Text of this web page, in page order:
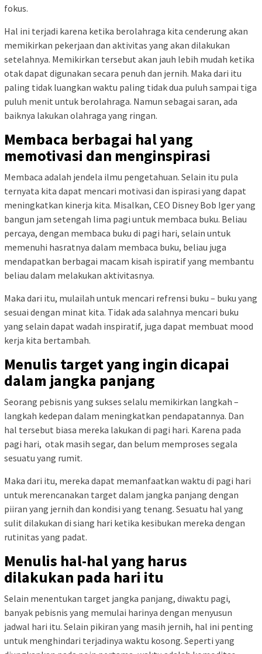
fokus.
Hal ini terjadi karena ketika berolahraga kita cenderung akan
memikirkan pekerjaan dan aktivitas yang akan dilakukan
setelahnya. Memikirkan tersebut akan jauh lebih mudah ketika
otak dapat digunakan secara penuh dan jernih. Maka dari itu
paling tidak luangkan waktu paling tidak dua puluh sampai tiga
puluh menit untuk berolahraga. Namun sebagai saran, ada
baiknya lakukan olahraga yang ringan.
Membaca berbagai hal yang
memotivasi dan menginspirasi
Membaca adalah jendela ilmu pengetahuan. Selain itu pula
ternyata kita dapat mencari motivasi dan ispirasi yang dapat
meningkatkan kinerja kita. Misalkan, CEO Disney Bob Iger yang
bangun jam setengah lima pagi untuk membaca buku. Beliau
percaya, dengan membaca buku di pagi hari, selain untuk
memenuhi hasratnya dalam membaca buku, beliau juga
mendapatkan berbagai macam kisah ispiratif yang membantu
beliau dalam melakukan aktivitasnya.
Maka dari itu, mulailah untuk mencari refrensi buku – buku yang
sesuai dengan minat kita. Tidak ada salahnya mencari buku
yang selain dapat wadah inspiratif, juga dapat membuat mood
kerja kita bertambah.
Menulis target yang ingin dicapai
dalam jangka panjang
Seorang pebisnis yang sukses selalu memikirkan langkah –
langkah kedepan dalam meningkatkan pendapatannya. Dan
hal tersebut biasa mereka lakukan di pagi hari. Karena pada
pagi hari, otak masih segar, dan belum memproses segala
sesuatu yang rumit.
Maka dari itu, mereka dapat memanfaatkan waktu di pagi hari
untuk merencanakan target dalam jangka panjang dengan
piiran yang jernih dan kondisi yang tenang. Sesuatu hal yang
sulit dilakukan di siang hari ketika kesibukan mereka dengan
rutinitas yang padat.
Menulis hal-hal yang harus
dilakukan pada hari itu
Selain menentukan target jangka panjang, diwaktu pagi,
banyak pebisnis yang memulai harinya dengan menyusun
jadwal hari itu. Selain pikiran yang masih jernih, hal ini penting
untuk menghindari terjadinya waktu kosong. Seperti yang